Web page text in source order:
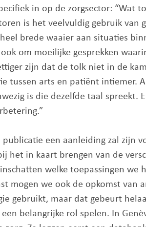
in op de zorgsector: “Wat
is het veelvuldig gebruik
brede waaier aan situaties
om moeilijke gesprekken
zijn dat de tolk niet in de
tussen arts en patiënt intiemer.
is die dezelfde taal spreekt.
een aanleiding zal zijn
het in kaart brengen van de
welke toepassingen we
mogen we ook de opkomst
gebruikt, maar dat gebeurt
belangrijke rol spelen. In